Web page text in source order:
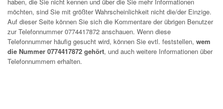
möchten, sind Sie mit größter Wahrscheinlichkeit nicht die/der Einzige.
Auf dieser Seite können Sie sich die Kommentare der übrigen Benutzer
zur Telefonnummer0774417872 anschauen. Wenn diese
Telefonnummer häufig gesucht wird, können Sie evtl. feststellen, wem
die Nummer 0774417872 gehört, und auch weitere Informationen über
Telefonnummern erhalten.